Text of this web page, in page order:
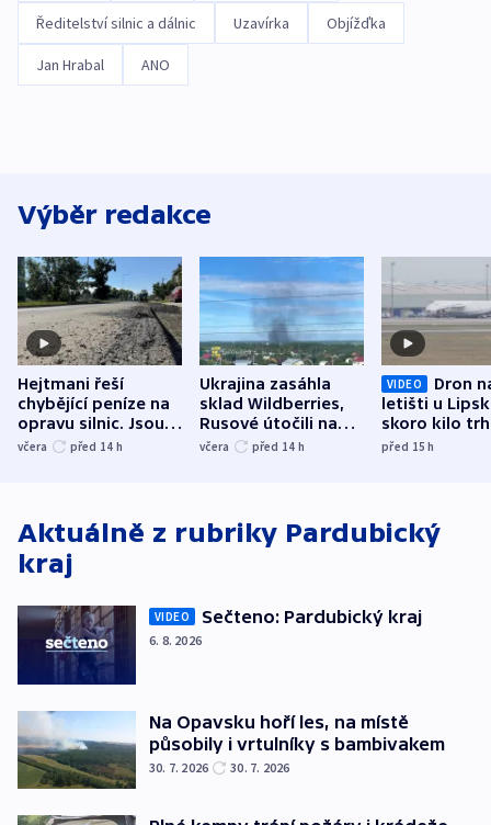
Ředitelství silnic a dálnic Uzavírka Objížďka
Jan Hrabal ANO
Výběr redakce
Hejtmani řeší
chybějící peníze na
opravu silnic. Jsou
nenárokové, namítá
včera před 14 h
Ukrajina zasáhla
sklad Wildberries,
Rusové útočili na
trh, hasiče či
včera před 14 h
VIDEO
Dron
letišti u
skoro kilo
indicie
před 15h
Aktuálně z rubriky Pardubický
kraj
VIDEO Sečteno: Pardubický kraj
6. 8. 2026
Na Opavsku hoří les, na místě
působily i vrtulníky s bambivakem
30. 7. 2026 30. 7. 2026